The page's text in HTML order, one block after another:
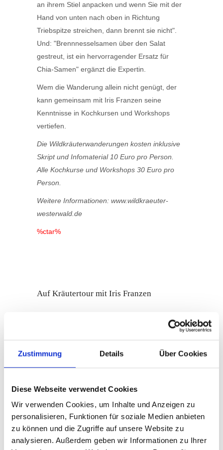
Zustimmung Details Über Cookies
Diese Webseite verwendet Cookies
Wir verwenden Cookies, um Inhalte und Anzeigen zu
personalisieren, Funktionen für soziale Medien anbieten
zu können und die Zugriffe auf unsere Website zu
analysieren. Außerdem geben wir Informationen zu Ihrer
an ihrem Stiel anpacken und wenn Sie mit der
Hand von unten nach oben in Richtung
Triebspitze streichen, dann brennt sie nicht".
Und: "Brennnesselsamen über den Salat
gestreut, ist ein hervorragender Ersatz für
Chia-Samen" ergänzt die Expertin.
Wem die Wanderung allein nicht genügt, der
kann gemeinsam mit Iris Franzen seine
Kenntnisse in Kochkursen und Workshops
vertiefen.
Die Wildkräuterwanderungen kosten inklusive
Skript und Infomaterial 10 Euro pro Person.
Alle Kochkurse und Workshops 30 Euro pro
Person.
Weitere Informationen: www.wildkraeuter-
westerwald.de
%ctar%
Auf Kräutertour mit Iris Franzen
Telefon: +49 (0) 2661 3651
immergruen-franzen@gmx.de
INFORMATIONEN
AUF KRÄUTERTOUR MIT IRIS